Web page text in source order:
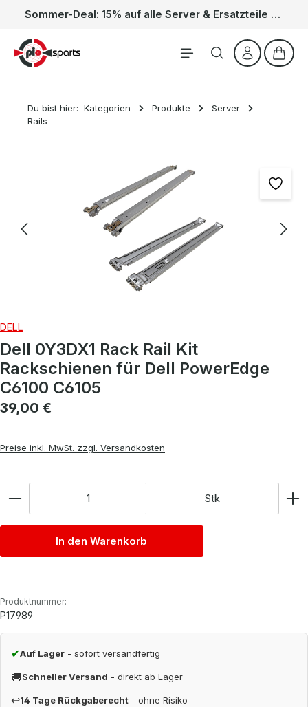
Zum Hauptinhalt springen Sommer-Deal: 15% auf alle Server & Ersatzteile – Kein Code nötig, der Rabatt wird automatisch im Warenkorb abgezogen. Gültig vom 01.06. bis 31.08.
Du bist hier: Kategorien Produkte
Server
Rails
DELL
Dell 0Y3DX1 Rack Rail Kit
Rackschienen für Dell PowerEdge
C6100 C6105
Regulärer Preis:
39,00 €
Preise inkl. MwSt. zzgl. Versandkosten
Stk
In den Warenkorb
Produktnummer:
P17989
✔Auf Lager - sofort versandfertig
🚚Schneller Versand - direkt ab Lager
↩14 Tage Rückgaberecht - ohne Risiko